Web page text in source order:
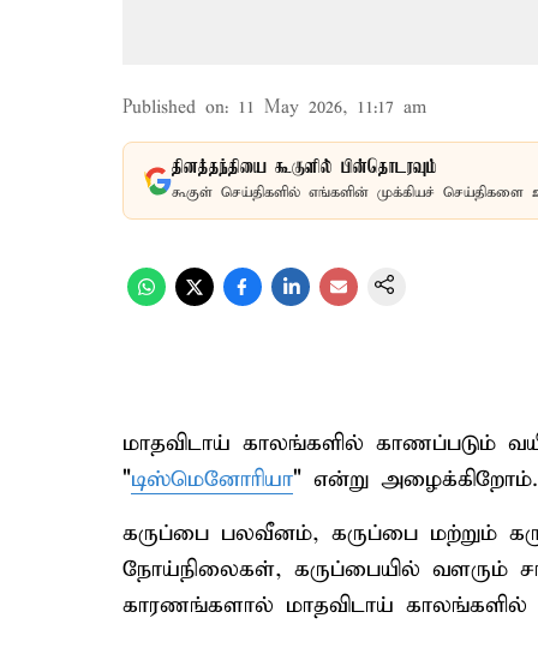
Published on: 11 May 2026, 11:17 am
தினத்தந்தியை கூகுளில் பின்தொடரவும்
கூகுள் செய்திகளில் எங்களின் முக்கியச் செய்திகளை
மாதவிடாய் காலங்களில் காணப்படும்
"டிஸ்மெனோரியா" என்று அழைக்கிறோம்.
கருப்பை பலவீனம், கருப்பை மற்றும்
நோய்நிலைகள், கருப்பையில் வளரும்
காரணங்களால் மாதவிடாய் காலங்களில்